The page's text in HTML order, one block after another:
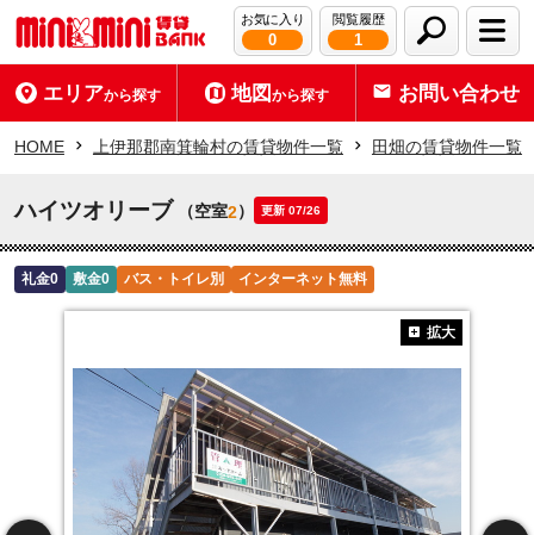
お気に入り
0
閲覧履歴
1
エリアから探す 地図から探す お問い合わせ
HOME 上伊那郡南箕輪村の賃貸物件一覧 田畑の賃貸物件一覧
ハイツオリーブ （空室2） 更新 07/26
礼金0 敷金0 バス・トイレ別 インターネット無料
拡大